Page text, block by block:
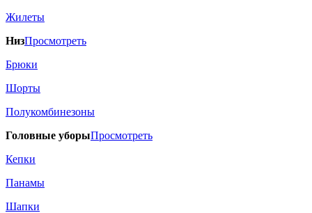
Жилеты
НизПросмотреть
Брюки
Шорты
Полукомбинезоны
Головные уборыПросмотреть
Кепки
Панамы
Шапки